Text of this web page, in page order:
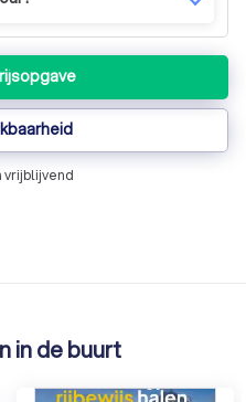
ik vind dat de eerste 20
vrijblijvend
in de buurt